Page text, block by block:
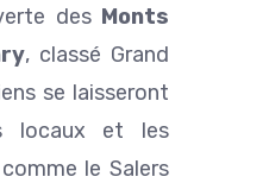
des Monts
, classé Grand
se laisseront
locaux et les
le Salers